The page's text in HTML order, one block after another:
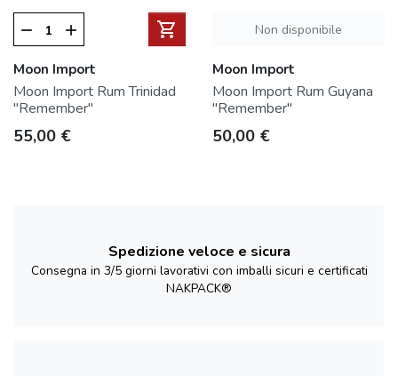
remove add shopping_cart
Moon Import
Moon Import Rum Trinidad
"Remember"
Prezzo
55,00 €
Non disponibile
Moon Import
Moon Import Rum Guyana
"Remember"
Prezzo
50,00 €
Spedizione veloce e sicura
Consegna in 3/5 giorni lavorativi con imballi sicuri e certificati
NAKPACK®